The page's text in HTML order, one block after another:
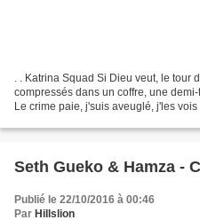
. . Katrina Squad Si Dieu veut, le tour
compressés dans un coffre, une
Le crime paie, j'suis aveuglé, j'les
Seth Gueko & Hamza -
Publié le 22/10/2016 à 00:46
Par Hillslion